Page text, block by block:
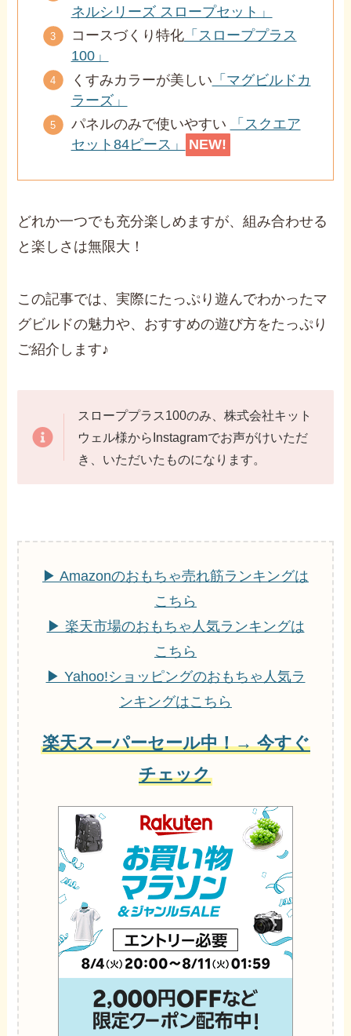
ネルシリーズ スロープセット」
コースづくり特化「スローププラス
100」
くすみカラーが美しい 「マグビルドカ
ラーズ」
パネルのみで使いやすい
「スクエア
セット84ピース」
NEW!
どれか一つでも充分楽しめますが、組み合わせる
と楽しさは無限大！
この記事では、実際にたっぷり遊んでわかったマ
グビルドの魅力や、おすすめの遊び方をたっぷり
ご紹介します♪
スローププラス100のみ、株式会社キット
ウェル様からInstagramでお声がけいただ
き、いただいたものになります。
▶ Amazonのおもちゃ売れ筋ランキングは
こちら
▶ 楽天市場のおもちゃ人気ランキングは
こちら
▶ Yahoo!ショッピングのおもちゃ人気ラ
ンキングはこちら
楽天スーパーセール中！→ 今すぐ
チェック